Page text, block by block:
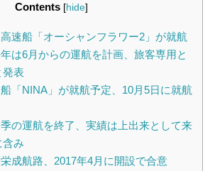
Contents [hide]
速船「オーシャンフラワー2」が就航
は6月からの運航を計画、旅客専用と
発表
「NINA」が就航予定、10月5日に就航
の運航を終了、実績は上出来として来
含み
成航路、2017年4月に開設で合意